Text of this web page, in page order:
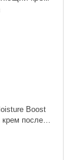
Boost
после